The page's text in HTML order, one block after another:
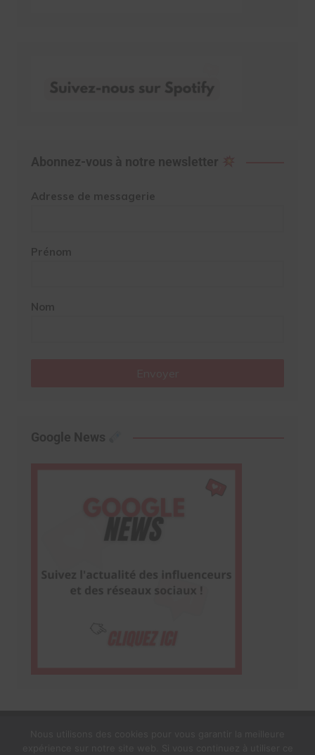
Abonnez-vous à notre newsletter
Adresse de messagerie
Prénom
Nom
Google News